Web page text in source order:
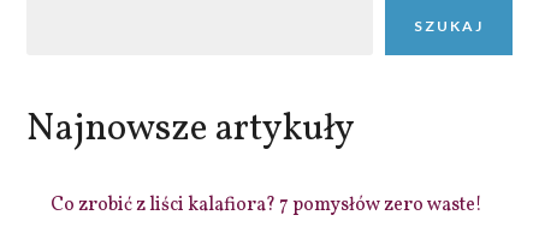
SZUKAJ
Najnowsze artykuły
Co zrobić z liści kalafiora? 7 pomysłów zero waste!